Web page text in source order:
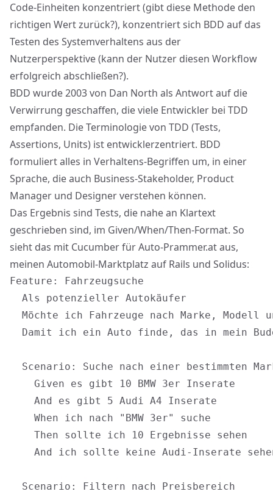
Code-Einheiten konzentriert (gibt diese Methode den
richtigen Wert zurück?), konzentriert sich BDD auf das
Testen des Systemverhaltens aus der
Nutzerperspektive (kann der Nutzer diesen Workflow
erfolgreich abschließen?).
BDD wurde 2003 von Dan North als Antwort auf die
Verwirrung geschaffen, die viele Entwickler bei TDD
empfanden. Die Terminologie von TDD (Tests,
Assertions, Units) ist entwicklerzentriert. BDD
formuliert alles in Verhaltens-Begriffen um, in einer
Sprache, die auch Business-Stakeholder, Product
Manager und Designer verstehen können.
Das Ergebnis sind Tests, die nahe an Klartext
geschrieben sind, im Given/When/Then-Format. So
sieht das mit Cucumberfür Auto-Prammer.at aus,
meinen Automobil-Marktplatz auf Rails und Solidus:
Feature: Fahrzeugsuche
  Als potenzieller Autokäufer
Möchte ich Fahrzeuge nach Marke, Modell
Damit ich ein Auto finde, das in mein
Scenario: Suche nach einer bestimmten
    Given es gibt 10 BMW 3er Inserate
    And es gibt 5 Audi A4 Inserate
    When ich nach "BMW 3er" suche
    Then sollte ich 10 Ergebnisse sehen
And ich sollte keine Audi-Inserate
  Scenario: Filtern nach Preisbereich